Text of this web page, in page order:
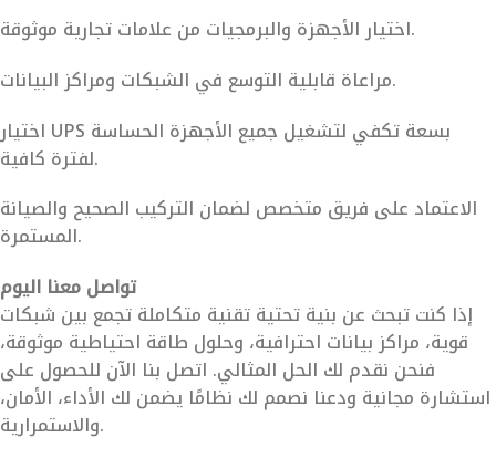
اختيار الأجهزة والبرمجيات من علامات تجارية موثوقة.
مراعاة قابلية التوسع في الشبكات ومراكز البيانات.
اختيار UPS بسعة تكفي لتشغيل جميع الأجهزة الحساسة
لفترة كافية.
الاعتماد على فريق متخصص لضمان التركيب الصحيح والصيانة
المستمرة.
تواصل معنا اليوم
إذا كنت تبحث عن بنية تحتية تقنية متكاملة تجمع بين شبكات
قوية، مراكز بيانات احترافية، وحلول طاقة احتياطية موثوقة،
فنحن نقدم لك الحل المثالي. اتصل بنا الآن للحصول على
استشارة مجانية ودعنا نصمم لك نظامًا يضمن لك الأداء، الأمان،
والاستمرارية.